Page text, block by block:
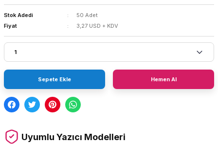
Stok Adedi
50 Adet
Fiyat
3,27 USD + KDV
Sepete Ekle Hemen Al
Uyumlu Yazıcı Modelleri